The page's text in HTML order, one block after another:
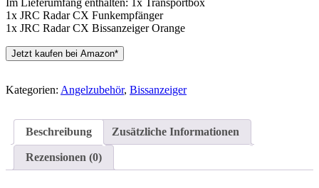
Im Lieferumfang enthalten: 1x Transportbox
1x JRC Radar CX Funkempfänger
1x JRC Radar CX Bissanzeiger Orange
Jetzt kaufen bei Amazon*
Kategorien: Angelzubehör, Bissanzeiger
Beschreibung Zusätzliche Informationen
Rezensionen (0)